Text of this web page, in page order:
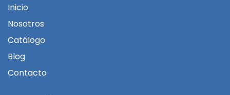
Inicio
Nosotros
Catálogo
Blog
Contacto